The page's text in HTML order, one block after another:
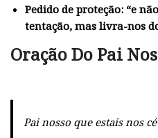
Pedido de proteção:“e
tentação, mas livra-nos
Oração Do Pai
Pai nosso que estais nos